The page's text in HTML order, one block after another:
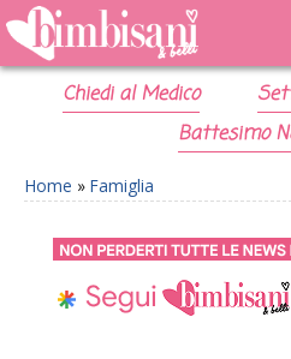
Chiedi al Medico
Battesimo
Home » Famiglia